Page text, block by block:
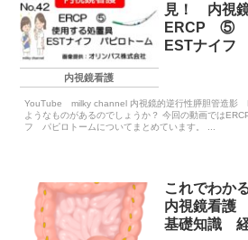
内視鏡看護
見！ 内視
ERCP ⑤
ESTナイフ
YouTube milky channel 内視鏡的逆行性膵胆管造影
ようなものがあるのでしょうか？ 今回の動画では
フ パピロトームについてまとめています。 ...
これでわか
内視鏡看
基礎知識